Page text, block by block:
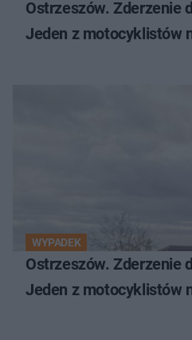
Ostrzeszów. Zderzenie
Jeden z motocyklistów
WYPADEK
Ostrzeszów. Zderzenie
Jeden z motocyklistów